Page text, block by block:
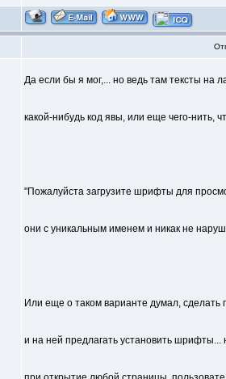
Да если бы я мог,... но ведь там тексты на
какой-нибудь код явы, или еще чего-нить,
"Пожалуйста загрузите шрифты для
они с уникальным именем и никак не
Или еще о таком варианте думал,
и на ней предлагать установить шрифты...